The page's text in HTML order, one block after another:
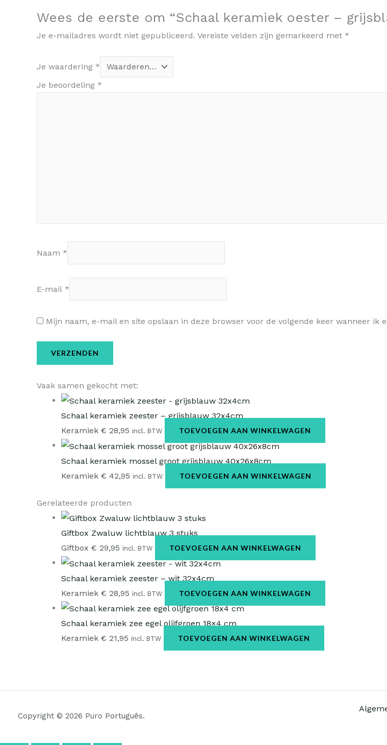
Wees de eerste om “Schaal keramiek oester –
Je e-mailadres wordt niet gepubliceerd. Vereiste velden zijn gemarkeerd met *
Je waardering *
Je beoordeling *
Naam *
E-mail *
Mijn naam, e-mail en site opslaan in deze browser voor de volgende keer wanneer ik
Vaak samen gekocht met:
Schaal keramiek zeester – grijsblauw 32x4cm
Keramiek € 28,95 incl. BTW TOEVOEGEN AAN WINKELWAGEN
Schaal keramiek mossel groot grijsblauw 40x26x8cm
Keramiek € 42,95 incl. BTW TOEVOEGEN AAN WINKELWAGEN
Gerelateerde producten
Giftbox Zwaluw lichtblauw 3 stuks
Giftbox € 29,95 incl. BTW TOEVOEGEN AAN WINKELWAGEN
Schaal keramiek zeester – wit 32x4cm
Keramiek € 28,95 incl. BTW TOEVOEGEN AAN WINKELWAGEN
Schaal keramiek zee egel olijfgroen 18×4 cm
Keramiek € 21,95 incl. BTW TOEVOEGEN AAN WINKELWAGEN
Copyright © 2026 Puro Português.